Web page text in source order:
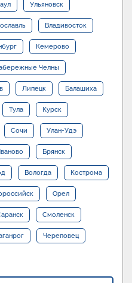
Ульяновск
Владивосток
Кемерово
Челны
Липецк Балашиха
Тула Курск
Сочи Улан-Удэ
Брянск
Вологда Кострома
Орел
Смоленск
Череповец